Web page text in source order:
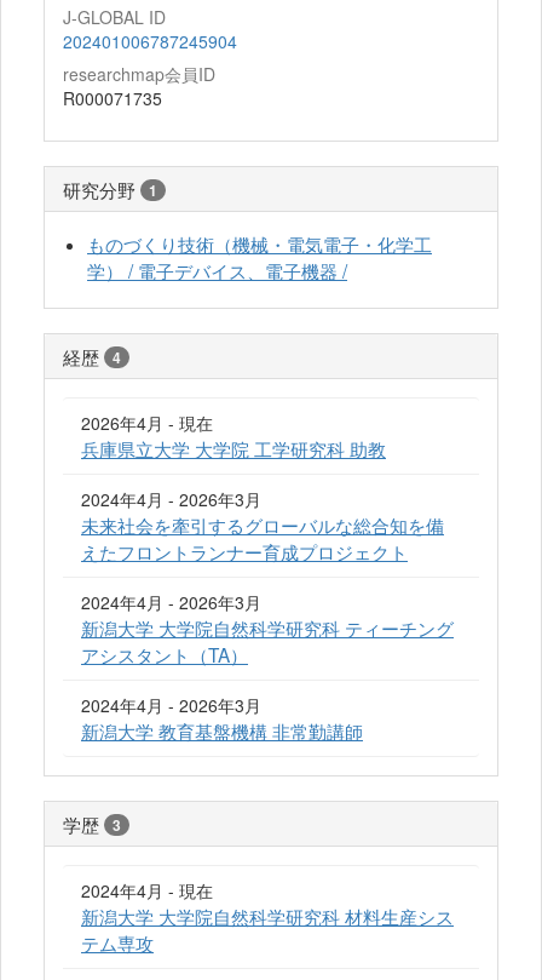
J-GLOBAL ID
202401006787245904
researchmap会員ID
R000071735
研究分野 1
ものづくり技術（機械・電気電子・化学工
学） / 電子デバイス、電子機器 /
経歴 4
2026年4月 - 現在
兵庫県立大学 大学院 工学研究科 助教
2024年4月 - 2026年3月
未来社会を牽引するグローバルな総合知を備
えたフロントランナー育成プロジェクト
2024年4月 - 2026年3月
新潟大学 大学院自然科学研究科 ティーチング
アシスタント（TA）
2024年4月 - 2026年3月
新潟大学 教育基盤機構 非常勤講師
学歴 3
2024年4月 - 現在
新潟大学 大学院自然科学研究科 材料生産シス
テム専攻